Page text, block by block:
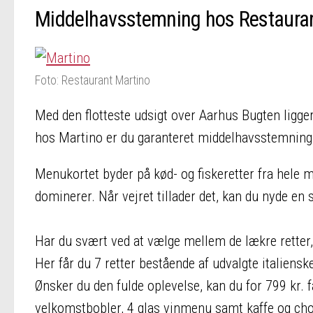
Middelhavsstemning hos
Foto: Restaurant Martino
Med den flotteste udsigt over Aarhus Bugten
hos Martino er du garanteret
Menukortet byder på kød- og fiskeretter fra hele
dominerer. Når vejret tillader det, kan du nyde
Har du svært ved at vælge mellem de lækre
Her får du 7 retter bestående af udvalgte
Ønsker du den fulde oplevelse, kan du for 799
velkomstbobler, 4 glas vinmenu samt kaffe og